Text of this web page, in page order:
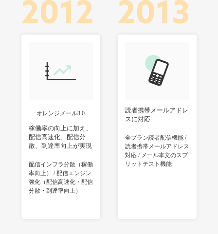
オレンジメール3.0
稼働率の向上に加え、
配信高速化、配信分
散、到達率向上が実現
配信インフラ分散（稼働
率向上） / 配信エンジン
強化（配信高速化・配信
分散・到達率向上）
読者携帯メールアドレ
スに対応
全プラン読者配信機能 /
読者携帯メールアドレス
対応 / メール本文のスプ
リットテスト機能